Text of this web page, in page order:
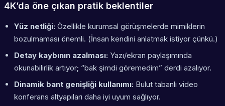
4K’da öne çıkan pratik beklentiler
Yüz netliği: Özellikle kurumsal görüşmelerde mimiklerin
bozulmaması önemli. (İnsan kendini anlatmak istiyor çünkü.)
Detay kaybının azalması: Yazı/ekran paylaşımında
okunabilirlik artıyor; “bak şimdi göremedim” derdi azalıyor.
Dinamik bant genişliği kullanımı: Bulut tabanlı video
konferans altyapıları daha iyi uyum sağlıyor.